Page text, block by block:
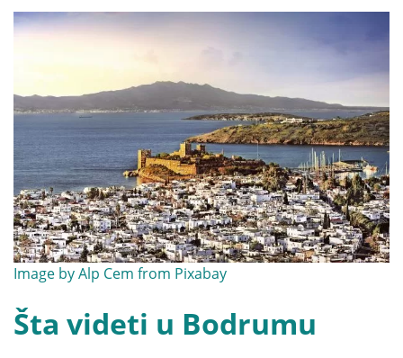
Image byAlp Cem from Pixabay
Šta videti u Bodrumu